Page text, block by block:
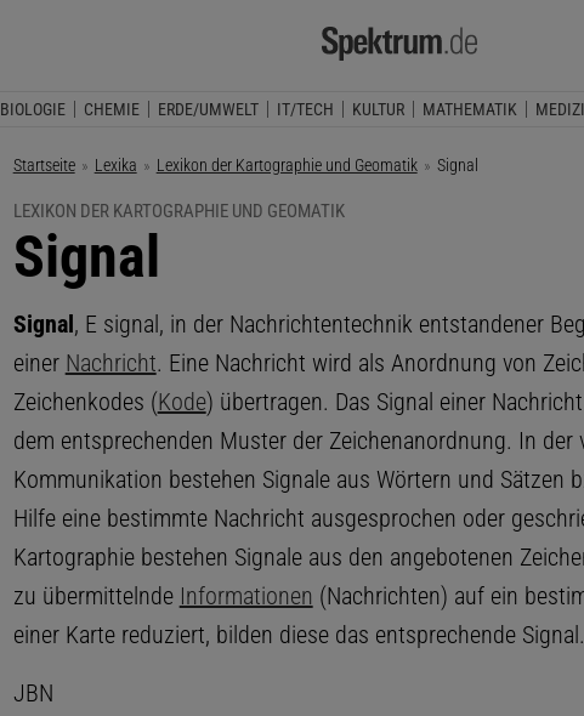
BIOLOGIE CHEMIE ERDE/UMWELT IT/TECH KULTUR MATHEMATIK
Startseite Lexika Lexikon der Kartographie und Geomatik Aktuelle Seite:
Signal
LEXIKON DER KARTOGRAPHIE UND GEOMATIK
:
Signal
Signal, E signal, in der Nachrichtentechnik entstandener
einer Nachricht. Eine Nachricht wird als Anordnung von
Zeichenkodes (Kode) übertragen. Das Signal einer
dem entsprechenden Muster der Zeichenanordnung. In der
Kommunikation bestehen Signale aus Wörtern und Sätzen
Hilfe eine bestimmte Nachricht ausgesprochen oder
Kartographie bestehen Signale aus den angebotenen
zu übermittelnde Informationen (Nachrichten) auf ein
einer Karte reduziert, bilden diese das entsprechende Signal.
JBN